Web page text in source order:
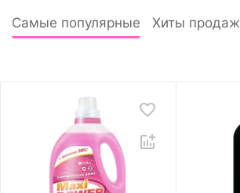
Самые популярные Хиты продаж